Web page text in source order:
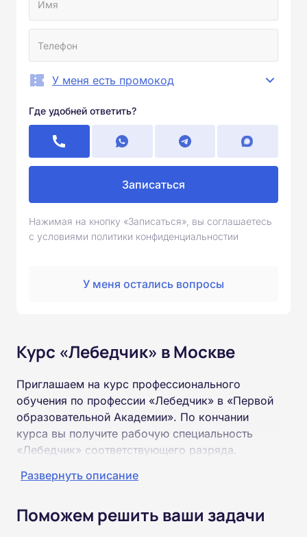
У меня есть промокод
Где удобней ответить?
Записаться
Нажимая на кнопку «Записаться», вы соглашаетесь
с условиями политики конфиденциальностии
У меня остались вопросы
Курс «Лебедчик» в Москве
Приглашаем на курс профессионального
обучения по профессии «Лебедчик» в «Первой
образовательной Академии». По кончании
курса вы получите рабочую специальность
«Лебедчик» соответствующего разряда.
Пройти обучение и получить удостоверение
образования (9 или 11 классов).
Развернуть описание
Поможем решить ваши задачи